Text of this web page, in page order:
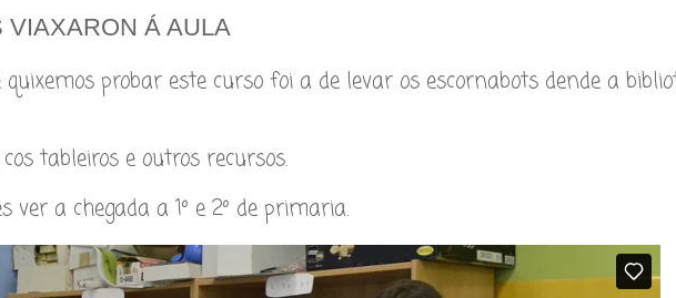
Á AULA
probar este curso foi a de levar os escornabots dende a
tableiros e outros recursos.
ver a chegada a 1º e 2º de primaria.